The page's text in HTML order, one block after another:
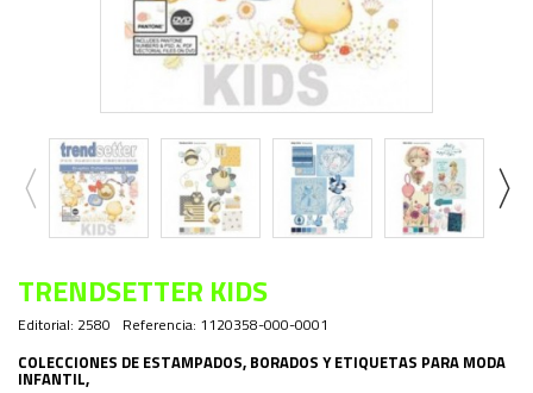
TRENDSETTER KIDS
Editorial: 2580 Referencia: 1120358-000-0001
COLECCIONES DE ESTAMPADOS, BORADOS Y ETIQUETAS PARA MODA
INFANTIL,